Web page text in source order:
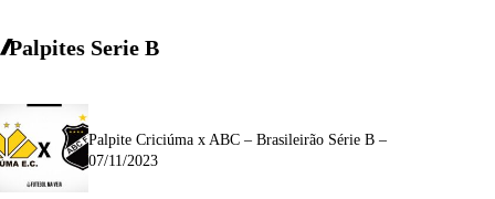
Palpites Serie B
Palpite Criciúma x ABC – Brasileirão Série B –
07/11/2023